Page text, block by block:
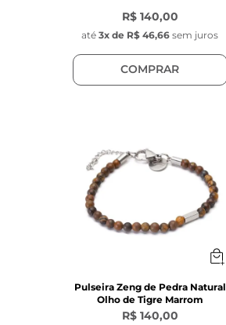
R$ 140,00
até 3x de R$ 46,66 sem juros
COMPRAR
Pulseira Zeng de Pedra Natural
Olho de Tigre Marrom
R$ 140,00